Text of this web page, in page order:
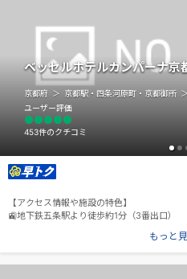
ベッセルホテルカンパーナ京
京都府 京都駅・四条河原町・京都御所
【アクセス情報や施設の特色】
🚉地下鉄五条駅より徒歩約1分（3番出口）
ユーザー評価
453件のクチコミ
もっと